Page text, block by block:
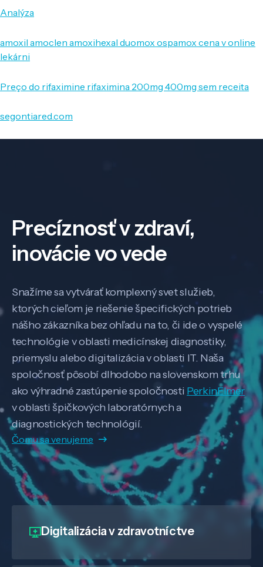
Analýza
amoxil amoclen amoxihexal duomox ospamox cena v online
lekárni
Preço do rifaximine rifaximina 200mg 400mg sem receita
segontiared.com
Precíznosť v zdraví,
inovácie vo vede
Snažíme sa vytvárať komplexný svet služieb,
ktorých cieľom je riešenie špecifických potrieb
nášho zákazníka bez ohľadu na to, či ide o vyspelé
technológie v oblasti medicínskej diagnostiky,
priemyslu alebo digitalizácia v oblasti IT. Naša
spoločnosť pôsobí dlhodobo na slovenskom trhu
ako výhradné zastúpenie spoločnosti PerkinElmer
v oblasti špičkových laboratórnych a
diagnostických technológií.
Čomu sa venujeme
Digitalizáciav zdravotníctve